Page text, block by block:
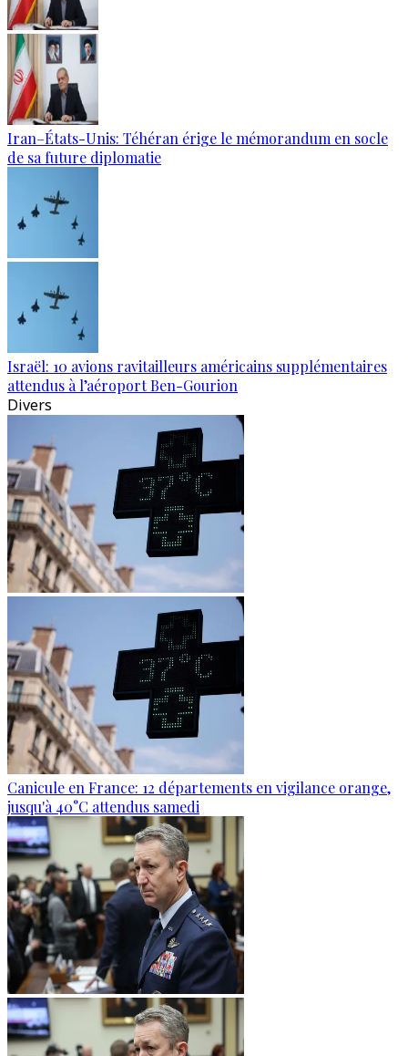
Iran–États-Unis: Téhéran érige le mémorandum en socle
de sa future diplomatie
Israël: 10 avions ravitailleurs américains supplémentaires
attendus à l’aéroport Ben-Gourion
Divers
Canicule en France: 12 départements en vigilance orange,
jusqu'à 40°C attendus samedi